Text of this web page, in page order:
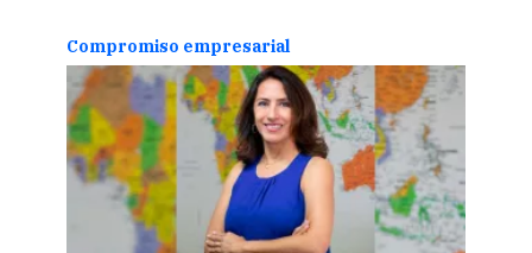
Compromiso empresarial